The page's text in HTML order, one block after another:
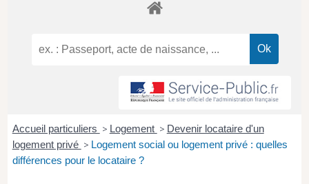
Accueil particuliers > Logement > Devenir locataire d'un
logement privé > Logement social ou logement privé : quelles
différences pour le locataire ?